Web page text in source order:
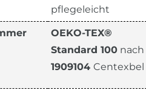
pflegeleicht
OEKO-TEX®
Standard 100 nach
1909104 Centexbel